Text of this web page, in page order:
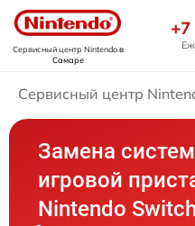
Сервисный центр Nintendoв
Самаре
Сервисный центр
Замена
игровой
Nintendo Switch